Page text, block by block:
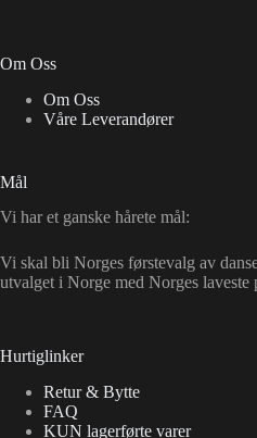
Om Oss
Om Oss
Våre Leverandører
Mål
Vi har et ganske hårete mål:
Vi skal bli Norges førstevalg av
utvalget i Norge med Norges laveste
Hurtiglinker
Retur & Bytte
FAQ
KUN lagerførte varer